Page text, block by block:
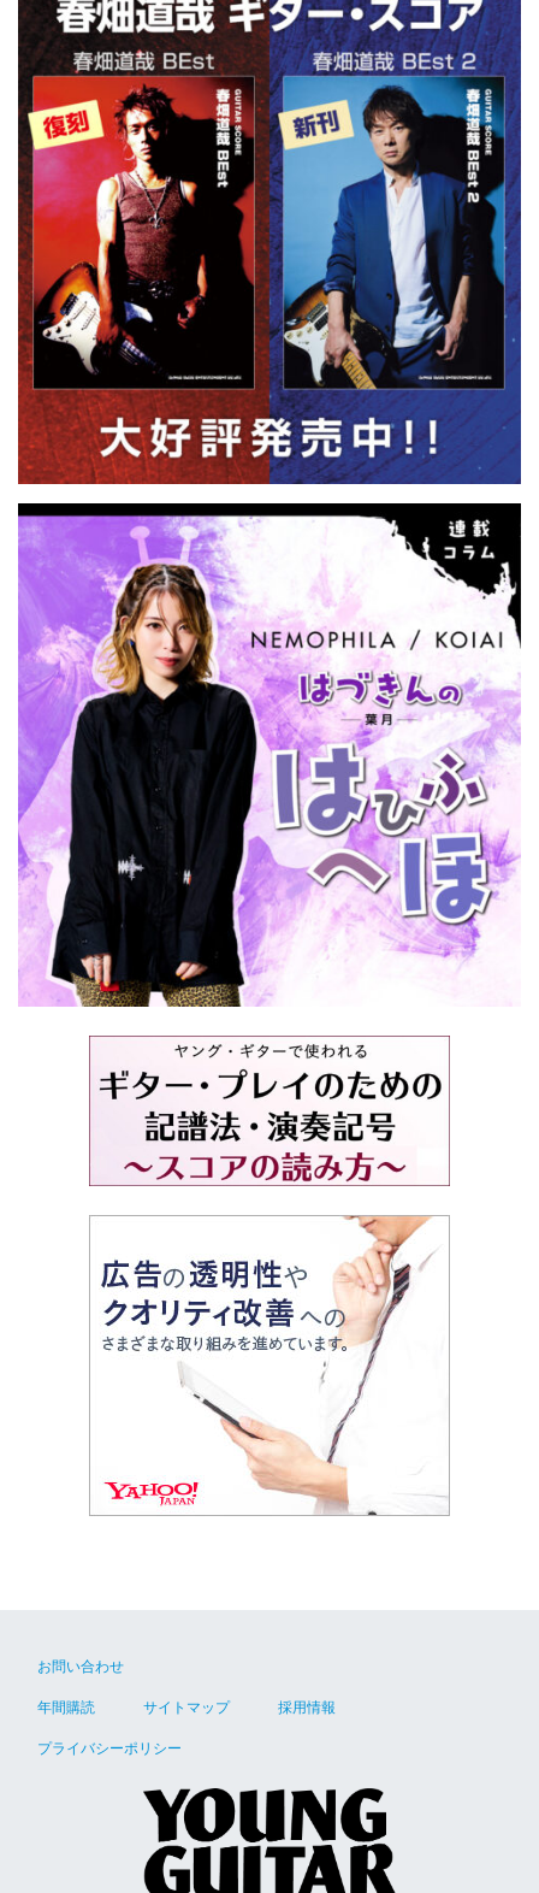
お問い合わせ
年間購読 サイトマップ 採用情報
プライバシーポリシー